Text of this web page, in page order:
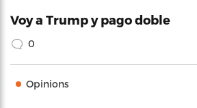
Voy a Trump y pago doble
0
Opinions